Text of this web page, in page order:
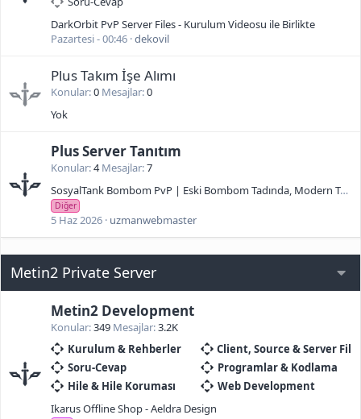
DarkOrbit PvP Server Files - Kurulum Videosu ile Birlikte
Pazartesi - 00:46 dekovil
Plus Takım İşe Alımı
Konular 0 Mesajlar 0
Yok
Plus Server Tanıtım
Konular 4 Mesajlar 7
SosyalTank Bombom PvP | Eski Bombom Tadında, Modern Tarayıcı Desteğiyle
Diğer
5 Haz 2026 uzmanwebmaster
Metin2 Private Server
Metin2 Development
Konular 349 Mesajlar 3.2K
Kurulum & Rehberler
Client, Source & Server
Soru-Cevap
Programlar & Kodlama
Hile & Hile Koruması
Web Development
Ikarus Offline Shop - Aeldra Design